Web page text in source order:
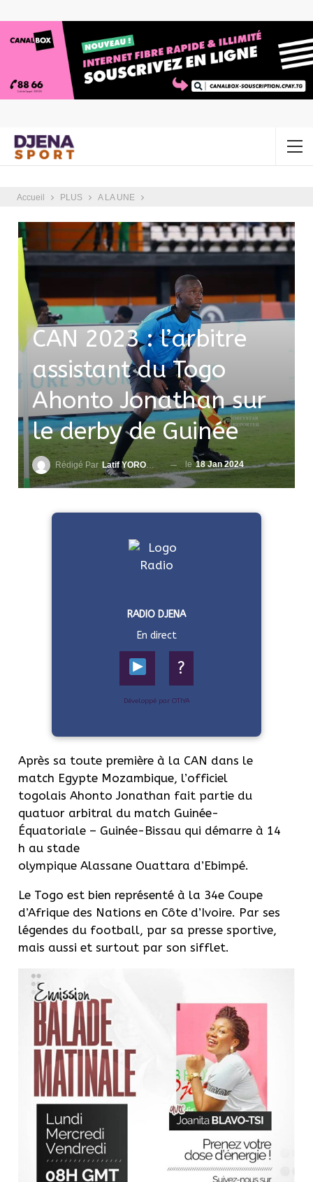
Accueil PLUS A LA UNE
CAN 2023 : l’arbitre
assistant du Togo
Ahonto Jonathan sur
le derby de Guinée
Rédigé Par Latif YOROUMA le 18 Jan 2024
RADIO DJENA
En direct
?
Développé par OTIYA
Après sa toute première à la CAN dans le
match Egypte Mozambique, l’officiel
togolais Ahonto Jonathan fait partie du
quatuor arbitral du match Guinée-
Équatoriale – Guinée-Bissau qui démarre à 14
h au stade
olympique Alassane Ouattara d’Ebimpé.
Le Togo est bien représenté à la 34e Coupe
d’Afrique des Nations en Côte d’Ivoire. Par ses
légendes du football, par sa presse sportive,
mais aussi et surtout par son sifflet.